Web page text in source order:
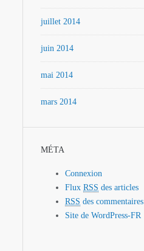
juillet 2014
juin 2014
mai 2014
mars 2014
MÉTA
Connexion
FluxRSS des articles
RSS des commentaires
Site de WordPress-FR